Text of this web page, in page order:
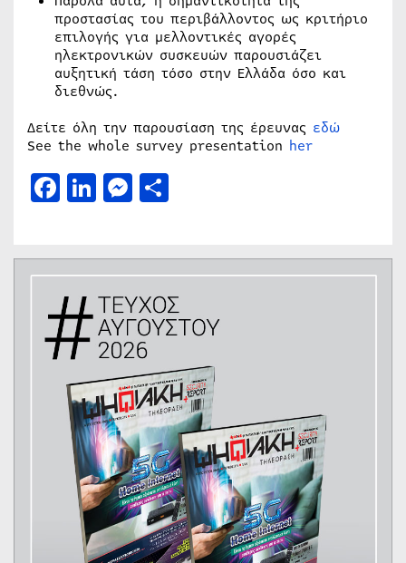
προστασίας του περιβάλλοντος ως κριτήριο
επιλογής για μελλοντικές αγορές
ηλεκτρονικών συσκευών παρουσιάζει
αυξητική τάση τόσο στην Ελλάδα όσο και
διεθνώς.
Δείτε όλη την παρουσίαση της έρευνας εδώ
See the whole survey presentation her
Facebook
LinkedIn
Messenger